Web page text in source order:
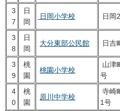
3
7
日
岡
日岡小学校 日岡
3
8
日
岡
大分東部公民館 日吉
3
9
桃
園
桃園小学校
山津
号
4
0
桃
園
原川中学校
寺崎
1号